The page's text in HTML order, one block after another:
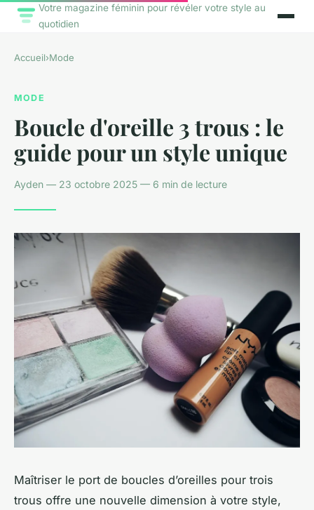
Votre magazine féminin pour révéler votre style au
quotidien
Accueil›Mode
MODE
Boucle d'oreille 3 trous : le
guide pour un style unique
Ayden — 23 octobre 2025 — 6 min de lecture
Maîtriser le port de boucles d’oreilles pour trois
trous offre une nouvelle dimension à votre style,